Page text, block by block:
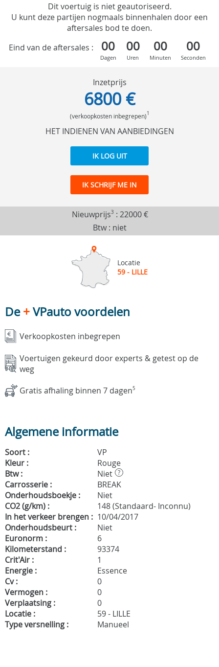
Dit voertuig is niet geautoriseerd.
U kunt deze partijen nogmaals binnenhalen door een
aftersales bod te doen.
Eind van de aftersales :
00
Dagen
00
Uren
00
Minuten
00
Seconden
Inzetprijs
6800 €
(verkoopkosten inbegrepen)1
HET INDIENEN VAN AANBIEDINGEN
IK LOG UIT
IK SCHRIJF ME IN
Nieuwprijs3 :22000 €
Btw : niet
Locatie
59 - LILLE
De+VPauto voordelen
Verkoopkosten inbegrepen
Voertuigen gekeurd door experts & getest op de
weg
Gratis afhaling binnen 7 dagen5
Algemene informatie
Soort :
VP
Kleur :
Rouge
Btw :
Niet ?
Carrosserie :
BREAK
Onderhoudsboekje :
Niet
CO2 (g/km) :
148 (Standaard- Inconnu)
In het verkeer brengen : 10/04/2017
Onderhoudsbeurt :
Niet
Euronorm :
6
Kilometerstand :
93374
Crit'Air :
1
Energie :
Essence
Cv :
0
Vermogen :
0
Verplaatsing :
0
Locatie :
59 - LILLE
Type versnelling :
Manueel